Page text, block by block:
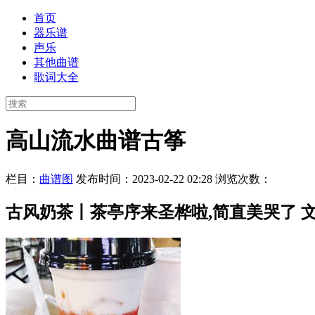
首页
器乐谱
声乐
其他曲谱
歌词大全
高山流水曲谱古筝
栏目： 曲谱图 发布时间：2023-02-22 02:28 浏览次数：
古风奶茶丨茶亭序来圣桦啦,简直美哭了